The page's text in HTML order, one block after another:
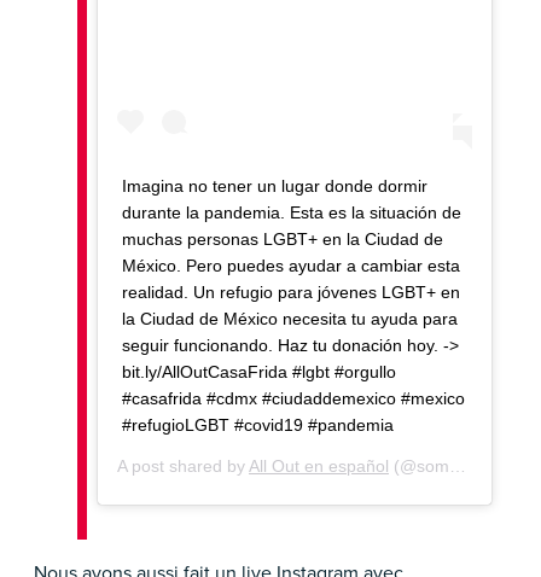
Imagina no tener un lugar donde dormir
durante la pandemia. Esta es la situación de
muchas personas LGBT+ en la Ciudad de
México. Pero puedes ayudar a cambiar esta
realidad. Un refugio para jóvenes LGBT+ en
la Ciudad de México necesita tu ayuda para
seguir funcionando. Haz tu donación hoy. ->
bit.ly/AllOutCasaFrida #lgbt #orgullo
#casafrida #cdmx #ciudaddemexico #mexico
#refugioLGBT #covid19 #pandemia
A post shared byAll Out en español (@somosallout) on